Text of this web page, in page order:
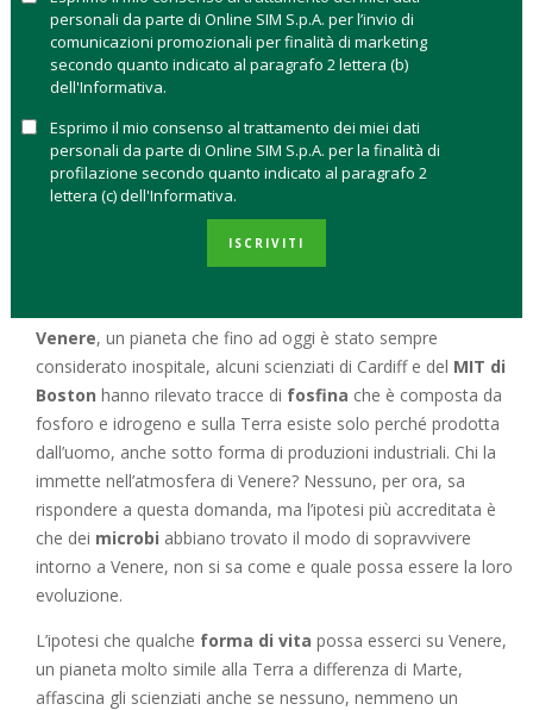
Ogni satellite ha un obiettivo diverso: dalla semplice
osservazione della Terra alle telecomunicazioni, fino alla
scienza e all’istruzione. Per
(ESA), a cui fa capo il progetto Vega, è l’inizio di una
dimensione commerciale dell’industria dello spazio che
arriverà in un futuro non troppo remoto al trasporto di
persone a prezzi contenuti.
Il lancio di Vega è arrivato pochi giorni prima di una scoperta
Venere, un pianeta che fino ad oggi è stato sempre
considerato inospitale, alcuni scienziati di Cardiff e del MIT di
Boston hanno rilevato tracce di fosfina che è composta da
fosforo e idrogeno e sulla Terra esiste solo perché prodotta
dall’uomo, anche sotto forma di produzioni industriali. Chi la
immette nell’atmosfera di Venere? Nessuno, per ora, sa
rispondere a questa domanda, ma l’ipotesi più accreditata è
che dei microbi abbiano trovato il modo di sopravvivere
intorno a Venere, non si sa come e quale possa essere la loro
evoluzione.
L’ipotesi che qualche forma di vita possa esserci su Venere,
un pianeta molto simile alla Terra a differenza di Marte,
affascina gli scienziati anche se nessuno, nemmeno un
personali da parte di Online SIM S.p.A. per l’invio di
comunicazioni promozionali per finalità di marketing
secondo quanto indicato al paragrafo 2 lettera (b)
dell'Informativa.
Esprimo il mio consenso al trattamento dei miei dati
personali da parte di Online SIM S.p.A. per la finalità di
profilazione secondo quanto indicato al paragrafo 2
lettera (c) dell'Informativa.
ISCRIVITI